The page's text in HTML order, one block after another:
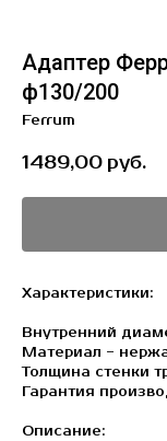
Адаптер
ф130/200
Ferrum
1489,00 руб.
Характеристики:
Внутренний
Материал -
Толщина стенки
Гарантия
Описание: